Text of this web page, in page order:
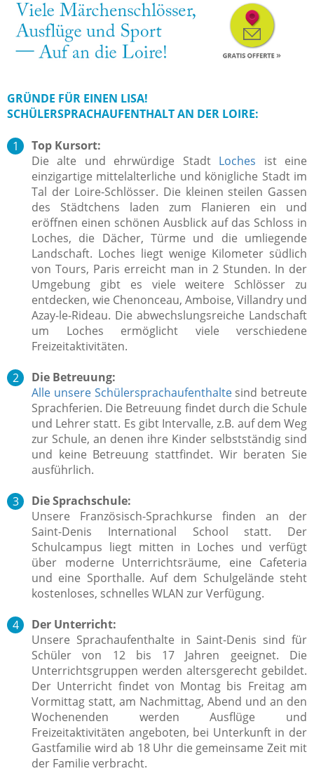
GRÜNDE FÜR EINEN LISA!
SCHÜLERSPRACHAUFENTHALT AN DER LOIRE:
Top Kursort:
Die alte und ehrwürdige Stadt Loches ist eine
einzigartige mittelalterliche und königliche Stadt im
Tal der Loire-Schlösser. Die kleinen steilen Gassen
des Städtchens laden zum Flanieren ein und
eröffnen einen schönen Ausblick auf das Schloss in
Loches, die Dächer, Türme und die umliegende
Landschaft. Loches liegt wenige Kilometer südlich
von Tours, Paris erreicht man in 2 Stunden. In der
Umgebung gibt es viele weitere Schlösser zu
entdecken, wie Chenonceau, Amboise, Villandry und
Azay-le-Rideau. Die abwechslungsreiche Landschaft
um Loches ermöglicht viele verschiedene
Freizeitaktivitäten.
Die Betreuung:
Alle unsere Schülersprachaufenthaltesind betreute
Sprachferien. Die Betreuung findet durch die Schule
und Lehrer statt. Es gibt Intervalle, z.B. auf dem Weg
zur Schule, an denen ihre Kinder selbstständig sind
und keine Betreuung stattfindet. Wir beraten Sie
ausführlich.
Die Sprachschule:
Unsere Französisch-Sprachkurse finden an der
Saint-Denis International School statt. Der
Schulcampus liegt mitten in Loches und verfügt
über moderne Unterrichtsräume, eine Cafeteria
und eine Sporthalle. Auf dem Schulgelände steht
kostenloses, schnelles WLAN zur Verfügung.
Der Unterricht:
Unsere Sprachaufenthalte in Saint-Denis sind für
Schüler von 12 bis 17 Jahren geeignet. Die
Unterrichtsgruppen werden altersgerecht gebildet.
Der Unterricht findet von Montag bis Freitag am
Vormittag statt, am Nachmittag, Abend und an den
Wochenenden werden Ausflüge und
Freizeitaktivitäten angeboten, bei Unterkunft in der
Gastfamilie wird ab 18 Uhr die gemeinsame Zeit mit
der Familie verbracht.